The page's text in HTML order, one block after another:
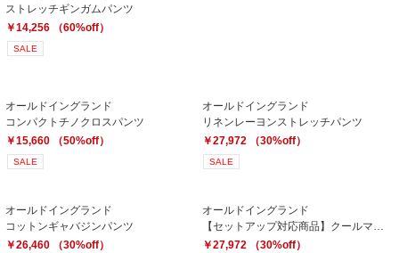
ストレッチギンガムパンツ
￥14,256 （60%off）
SALE
オールドイングランド
コンパクトチノクロスパンツ
￥15,660 （50%off）
SALE
オールドイングランド
リネンレーヨンストレッチパンツ
￥27,972 （30%off）
SALE
オールドイングランド
コットンギャバジンパンツ
￥26,460 （30%off）
オールドイングランド
￥27,972 （30%off）